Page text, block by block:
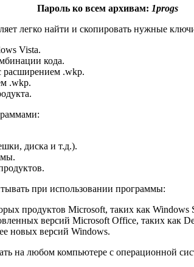
Пароль ко всем архивам: 1progs
легко найти и скопировать нужные
Vista.
кода.
расширением .wkp.
.wkp.
диска и т.д.).
при использовании программы:
продуктов Microsoft, таких как Windows
версий Microsoft Office, таких как
новых версий Windows.
на любом компьютере с операционной